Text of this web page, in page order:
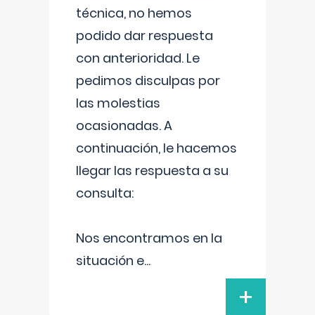
técnica, no hemos
podido dar respuesta
con anterioridad. Le
pedimos disculpas por
las molestias
ocasionadas. A
continuación, le hacemos
llegar las respuesta a su
consulta:
Nos encontramos en la
situación e...
+